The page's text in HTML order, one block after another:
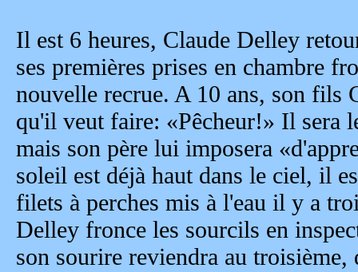
Il est 6 heures, Claude Delley
ses premières prises en chambre
nouvelle recrue. A 10 ans, son fils
qu'il veut faire: «Pêcheur!» Il sera
mais son père lui imposera
soleil est déjà haut dans le ciel, il
filets à perches mis à l'eau il y a
Delley fronce les sourcils en
son sourire reviendra au troisième,